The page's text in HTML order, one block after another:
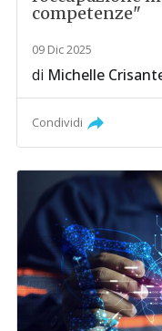
competenze"
09 Dic 2025
di Michelle
Condividi